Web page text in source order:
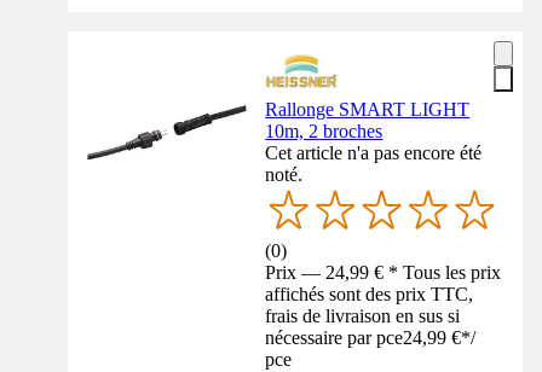
Rallonge SMART LIGHT
10m, 2 broches
Cet article n'a pas encore été
noté.
(0)
Prix — 24,99 € * Tous les prix
affichés sont des prix TTC,
frais de livraison en sus si
nécessaire par pce24,99 €*/
pce